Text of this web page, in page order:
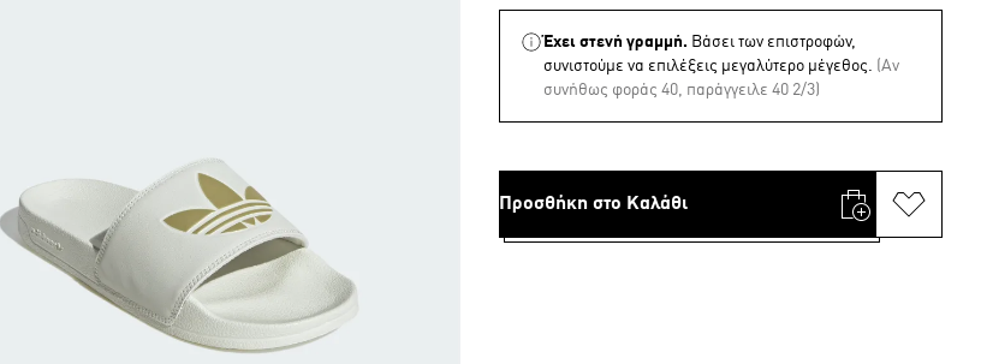
Έχει στενή γραμμή. Βάσει των επιστροφών,
συνιστούμε να επιλέξεις μεγαλύτερο μέγεθος. (Aν
συνήθως φοράς 40, παράγγειλε 40 2/3)
Προσθήκη στο Καλάθι